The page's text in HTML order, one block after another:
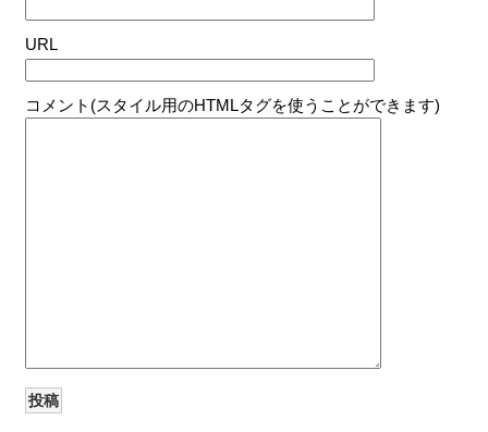
URL
コメント(スタイル用のHTMLタグを使うことができます)